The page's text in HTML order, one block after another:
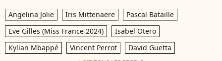
Angelina Jolie Iris Mittenaere
Pascal Bataille
Eve Gilles (Miss France 2024)
Isabel Otero
Kylian Mbappé
Vincent Perrot David Guetta